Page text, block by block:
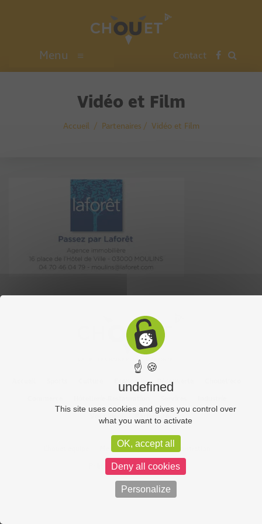
Menu ≡ Contact
Vidéo et Film
Accueil Partenaires Vidéo et Film
Economie Découverte
Vos vidéos
Partenaires
Mentions légales
Administration
Politique de confidentialité
☝ 🍪
undefined
This site uses cookies and gives you control over
what you want to activate
OK, accept all
Deny all cookies
Personalize